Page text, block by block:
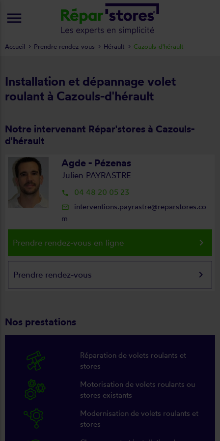
Installation et dépannage volet
roulant à Cazouls-d'hérault
Notre intervenant Répar'stores à Cazouls-
d'hérault
Agde - Pézenas
Julien PAYRASTRE
local_phone 04 48 20 05 23
mail_outline
interventions.payrastre@reparstores.co
m
Prendre rendez-vous en ligne keyboard_arrow_right
Prendre rendez-vous keyboard_arrow_right
Nos prestations
Réparation de volets roulants et
stores
Motorisation de volets roulants ou
stores existants
Modernisation de volets roulants et
stores
Accueil Prendre rendez-vous Hérault Cazouls-d'hérault
menu